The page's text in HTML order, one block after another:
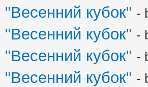
кубок" -
кубок" -
кубок" -
кубок" -